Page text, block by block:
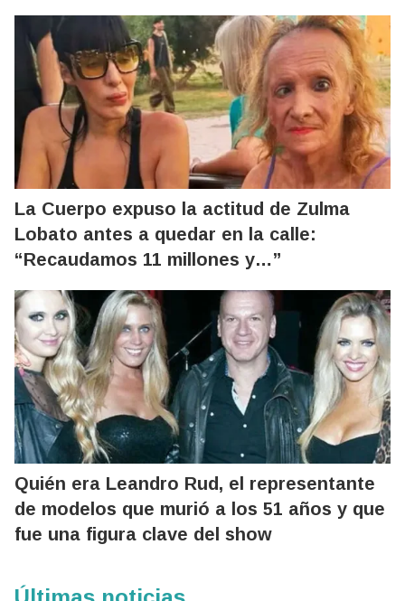
La Cuerpo expuso la actitud de Zulma
Lobato antes a quedar en la calle:
“Recaudamos 11 millones y…”
Quién era Leandro Rud, el representante
de modelos que murió a los 51 años y que
fue una figura clave del show